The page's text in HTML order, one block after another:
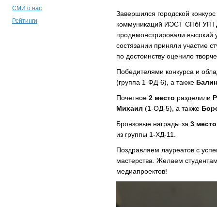
СМИ о нас
Рейтинги
Завершился городской
коммуникаций ИЭСТ
продемонстрировали высокий
состязании приняли
по достоинству оценило
Победителями конкурса и
(группа 1-ФД-6), а также
Почетное 2 место разделили
Михаил (1-ОД-5), а также
Бронзовые награды за 3
из группы 1-ХД-11.
Поздравляем лауреатов с
мастерства. Желаем
медиапроектов!